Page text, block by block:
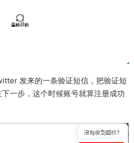
发来的一条验证短信，把验证短
一步，这个时候账号就算注册成功